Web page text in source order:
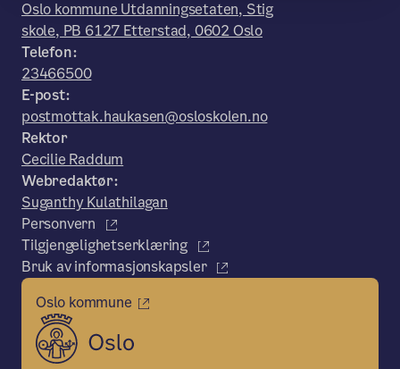
Oslo kommune Utdanningsetaten, Stig
skole, PB 6127 Etterstad, 0602 Oslo
Telefon:
23466500
E-post:
postmottak.haukasen@osloskolen.no
Rektor
Cecilie Raddum
Webredaktør:
Suganthy Kulathilagan
Personvern
Tilgjengelighetserklæring
Bruk av informasjonskapsler
Oslo kommune